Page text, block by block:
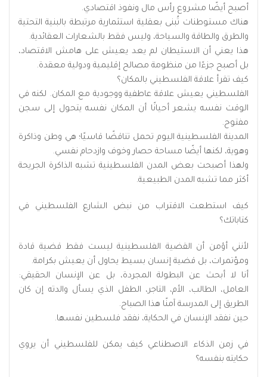
أصبح أيضًا مشروع رأس مال ونفوذ اقتصادي.
هناك مستوطنات تُبنى بعقلية استثمارية مرتبطة بالبنية التحتية
والطرق والطاقة والسياحة، وليس فقط بالشعارات العقائدية.
هذا يعني أن الاستيطان لم يعد يعيش على هامش الاقتصاد،
بل أصبح جزءًا من منظومة مصالح إقليمية ودولية معقدة.
كيف تقرأ علاقة الفلسطيني بالمكان؟
الفلسطيني يعيش علاقة عاطفية ووجودية مع المكان. لكنه في
الوقت نفسه يشعر أحيانًا أن المكان نفسه يتحول إلى سجن
مفتوح.
المدينة الفلسطينية اليوم تحمل تناقضًا قاسيًا؛ هي وطن وذاكرة
وهوية، لكنها أيضًا مساحة حصار وخوف وازدحام نفسي.
ولهذا أصبحت بعض المدن الفلسطينية تشبه الذاكرة الجريحة
أكثر مما تشبه المدن الطبيعية.
كيف استطعت الاقتراب من نبض الشارع الفلسطيني في
كتاباتك؟
لأنني أؤمن أن القضية الفلسطينية ليست فقط قضية قادة
ومؤتمرات، بل قضية إنسان بسيط يحاول أن يعيش بكرامة.
أنا لا أبحث عن البطولة المجردة، بل عن الإنسان الحقيقي:
العامل، الطالب، الأم، التاجر، الطفل الذي يسأل والدته إن كان
الطريق إلى المدرسة آمنًا هذا الصباح.
حين نفقد الإنسان في الحكاية، نفقد فلسطين نفسها.
في زمن الذكاء الاصطناعي كيف يمكن للفلسطيني أن يروي
حكايته بنفسه؟